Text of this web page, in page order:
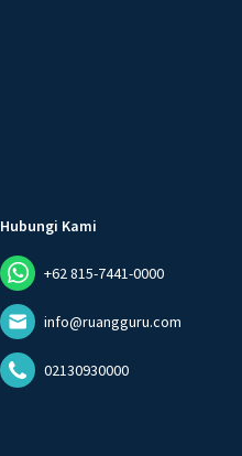
Hubungi Kami
+62 815-7441-0000
info@ruangguru.com
02130930000